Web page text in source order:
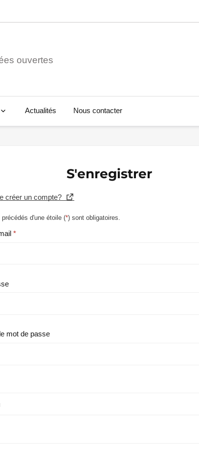
ouvertes
Actualités Nous contacter
S'enregistrer
créer un compte?
d'une étoile (*) sont obligatoires.
mot de passe